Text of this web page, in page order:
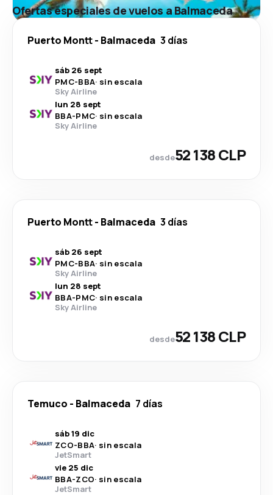
Ofertas especiales de vuelos a Balmaceda
Puerto Montt- Balmaceda 3 días
sáb 26 sept
PMC-BBA· sin escala
Sky Airline
lun 28 sept
BBA-PMC· sin escala
Sky Airline
desde52 138 CLP
Puerto Montt- Balmaceda 3 días
sáb 26 sept
PMC-BBA· sin escala
Sky Airline
lun 28 sept
BBA-PMC· sin escala
Sky Airline
desde52 138 CLP
Temuco - Balmaceda 7 días
sáb 19 dic
ZCO-BBA· sin escala
JetSmart
vie 25 dic
BBA-ZCO· sin escala
JetSmart